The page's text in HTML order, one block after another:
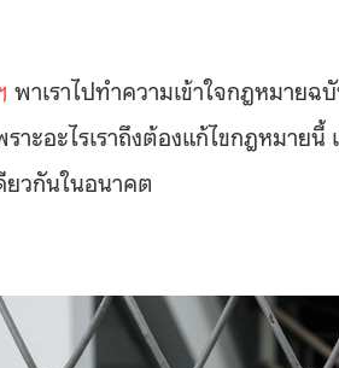
พาเราไปทำความเข้าใจกฎหมาย
ราะอะไรเราถึงต้องแก้ไขกฎหมา
ยวกันในอนาคต